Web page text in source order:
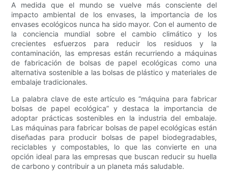
A medida que el mundo se vuelve más consciente del
impacto ambiental de los envases, la importancia de los
envases ecológicos nunca ha sido mayor. Con el aumento de
la conciencia mundial sobre el cambio climático y los
crecientes esfuerzos para reducir los residuos y la
contaminación, las empresas están recurriendo a máquinas
de fabricación de bolsas de papel ecológicas como una
alternativa sostenible a las bolsas de plástico y materiales de
embalaje tradicionales.
La palabra clave de este artículo es “máquina para fabricar
bolsas de papel ecológica” y destaca la importancia de
adoptar prácticas sostenibles en la industria del embalaje.
Las máquinas para fabricar bolsas de papel ecológicas están
diseñadas para producir bolsas de papel biodegradables,
reciclables y compostables, lo que las convierte en una
opción ideal para las empresas que buscan reducir su huella
de carbono y contribuir a un planeta más saludable.